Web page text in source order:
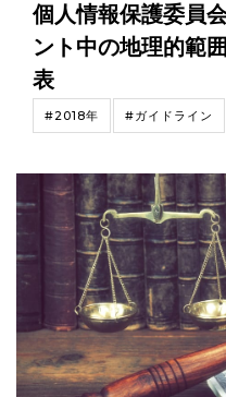
個人情報保護委員
ント中の地理的範
表
#2018年 #ガイドライン